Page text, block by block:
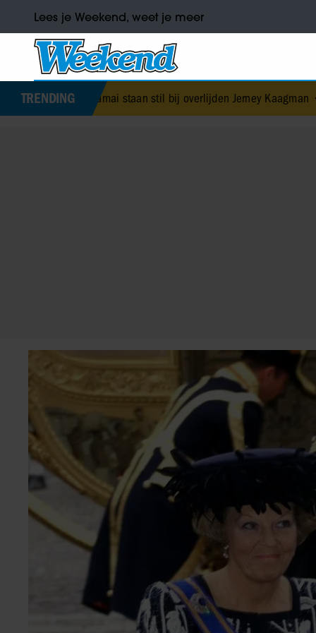
Lees je Weekend, weet je meer
TRENDING
Jamai staan stil bij overlijden Jerney Kaagman•Vriendin Enzo